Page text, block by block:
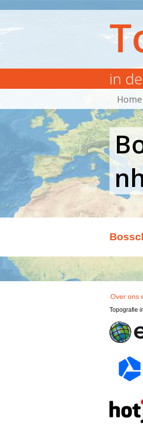
in
Home
Over ons
Topografie